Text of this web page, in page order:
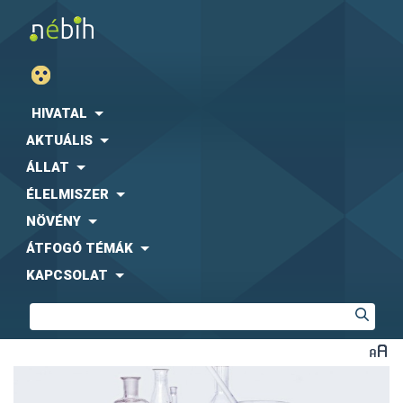
HIVATAL
AKTUÁLIS
ÁLLAT
ÉLELMISZER
NÖVÉNY
ÁTFOGÓ TÉMÁK
KAPCSOLAT